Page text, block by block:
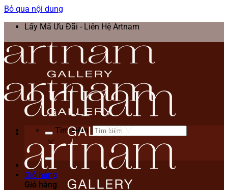
Bỏ qua nội dung
Lấy Mã Ưu Đãi - Liên Hệ Artnam
Tìm kiếm:
Giỏ hàng
Giỏ hàng